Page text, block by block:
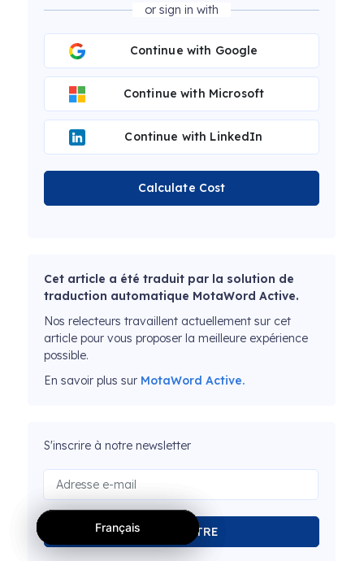
or sign in with
Continue with Google
Continue with Microsoft
Continue with LinkedIn
Calculate Cost
Cet article a été traduit par la solution de
traduction automatique MotaWord Active.
Nos relecteurs travaillent actuellement sur cet
article pour vous proposer la meilleure expérience
possible.
En savoir plus sur MotaWord Active.
S'inscrire à notre newsletter
SOUMETTRE
Français
Français
Français